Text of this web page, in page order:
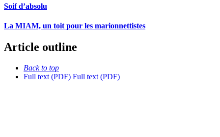
Soif d’absolu
La MIAM, un toit pour les marionnettistes
Article outline
Back to top
Full text (PDF) Full text (PDF)